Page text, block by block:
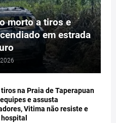
morto a tiros e
em estrada
na Praia de Taperapuan
e assusta
Vitima não resiste e